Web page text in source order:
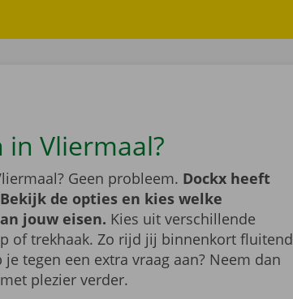
Vliermaal?
Geen probleem. Dockx heeft
de opties en kies welke
jouw eisen. Kies uit verschillende
of trekhaak. Zo rijd jij binnenkort fluitend
tegen een extra vraag aan? Neem dan
plezier verder.